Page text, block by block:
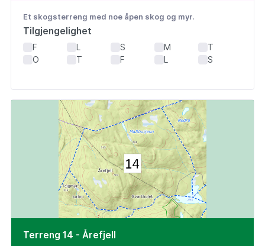
Et skogsterreng med noe åpen skog og myr.
Tilgjengelighet
F L S M
T
O
T F L S
Terreng 14 - Årefjell